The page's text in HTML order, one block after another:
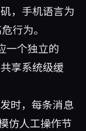
，手机语言为
行为。
一个独立的
享系统级缓
时，每条消息
仿人工操作节